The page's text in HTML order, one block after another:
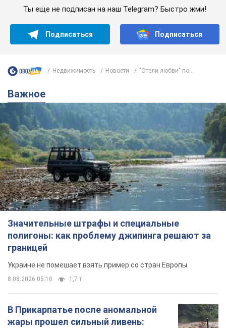
Ты еще не подписан на наш Telegram? Быстро жми!
Подписаться Подписаться
Недвижимость Новости "Отели любви" по...
Важное
Значительные штрафы и специальные
полигоны: как проблему джипинга решают за
границей
Украине не помешает взять пример со стран Европы
8.08.2026 05:10 1,7 т.
В Прикарпатье после аномальной
жары прошел сильный ливень: